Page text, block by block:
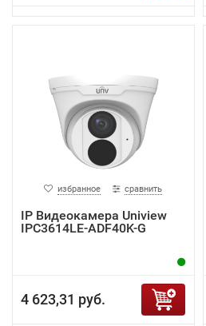
избранное сравнить
IP Видеокамера Uniview
IPC3614LE-ADF40K-G
4 623,31 руб.